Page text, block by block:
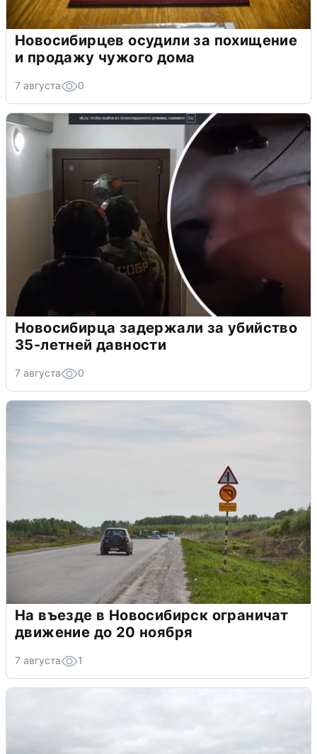
Новосибирцев осудили за похищение
и продажу чужого дома
7 августа 0
Новосибирца задержали за убийство
35-летней давности
7 августа 0
На въезде в Новосибирск ограничат
движение до 20 ноября
7 августа 1